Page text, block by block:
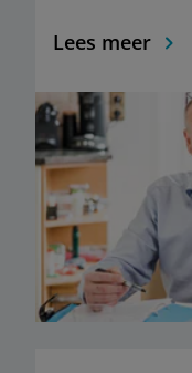
Lees meer